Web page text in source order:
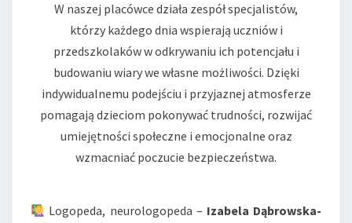
W naszej placówce działa zespół specjalistów,
którzy każdego dnia wspierają uczniów i
przedszkolaków w odkrywaniu ich potencjału i
budowaniu wiary we własne możliwości. Dzięki
indywidualnemu podejściu i przyjaznej atmosferze
pomagają dzieciom pokonywać trudności, rozwijać
umiejętności społeczne i emocjonalne oraz
wzmacniać poczucie bezpieczeństwa.
Logopeda, neurologopeda – Izabela Dąbrowska-